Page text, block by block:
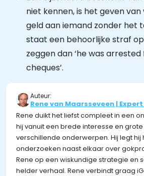
niet kennen, is het geven
geld aan iemand zonder het
staat een behoorlijke straf
zeggen dan ‘he was
cheques’.
Auteur:
Rene van Maarsseveen |
Rene duikt het liefst compleet in een
hij vanuit een brede interesse en
verschillende onderwerpen. Hij legt hij
onderzoeken naast elkaar over
Rene op een wiskundige strategie en
helder verhaal. Rene verbindt graag